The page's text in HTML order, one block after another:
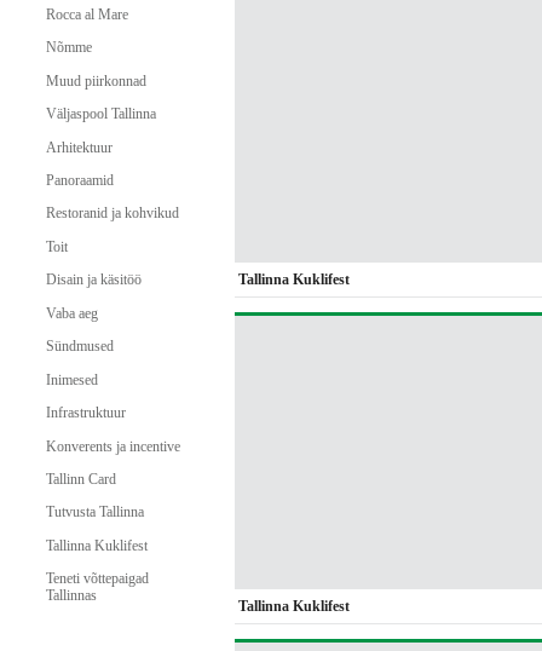
Rocca al Mare
Nõmme
Muud piirkonnad
Väljaspool Tallinna
Arhitektuur
Panoraamid
Restoranid ja kohvikud
Toit
Disain ja käsitöö
Vaba aeg
Sündmused
Inimesed
Infrastruktuur
Konverents ja incentive
Tallinn Card
Tutvusta Tallinna
Tallinna Kuklifest
Teneti võttepaigad
Tallinnas
Tallinna Kuklifest
Tallinna Kuklifest